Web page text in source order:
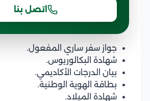
اتصل بنا
جواز سفر ساري المفعول.
شهادة البكالوريوس.
بيان الدرجات الأكاديمي.
بطاقة الهوية الوطنية.
شهادة الميلاد.